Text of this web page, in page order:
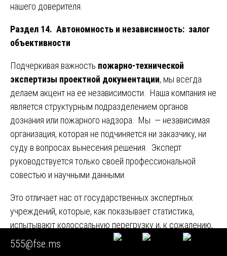
нашего доверителя.
Раздел 14. Автономность и независимость: залог
объективности
Подчеркивая важность пожарно-технической
экспертизы проектной документации, мы всегда
делаем акцент на ее независимости. Наша компания не
является структурным подразделением органов
дознания или пожарного надзора. Мы — независимая
организация, которая не подчиняется ни заказчику, ни
суду в вопросах вынесения решения. Эксперт
руководствуется только своей профессиональной
совестью и научными данными.
Это отличает нас от государственных экспертных
учреждений, которые, как показывает статистика,
испытывают колоссальную перегрузку и, к сожалению,
иногда допускают формальный подход. Наша
независимость — это наша главная «геодезическая
555@fse.ms